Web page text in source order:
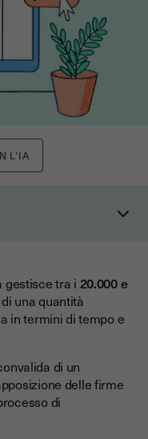
L’IA
vantaggi
Youtrust?
gestisce tra i 20.000 e
una quantità
in termini di tempo e
di un
delle firme
di